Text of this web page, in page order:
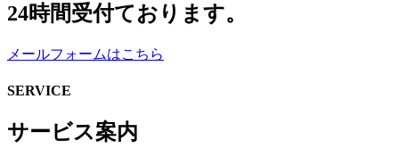
24時間受付ております。
メールフォームはこちら
SERVICE
サービス案内